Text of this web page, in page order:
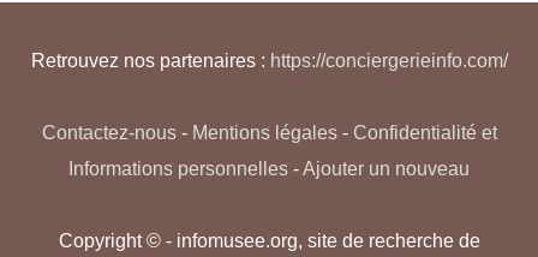
Retrouvez nos partenaires : https://conciergerieinfo.com/
Contactez-nous- Mentions légales- Confidentialité et
Informations personnelles - Ajouter un nouveau
Copyright © - infomusee.org, site de recherche de